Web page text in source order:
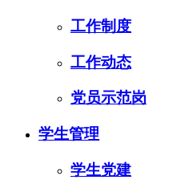
工作制度
工作动态
党员示范岗
学生管理
学生党建